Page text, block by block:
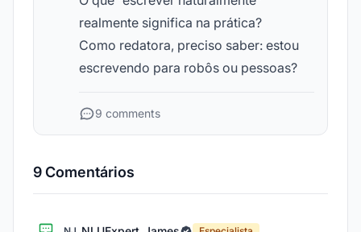
realmente significa na prática?
Como redatora, preciso saber: estou
escrevendo para robôs ou pessoas?
9 comments
9 Comentários